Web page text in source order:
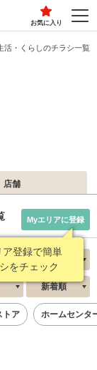
お気に入り
活・くらしのチラシ一覧
店舗
ア登録で簡単
をチェック
Myエリアに登録
新着順
トア ホームセンタ